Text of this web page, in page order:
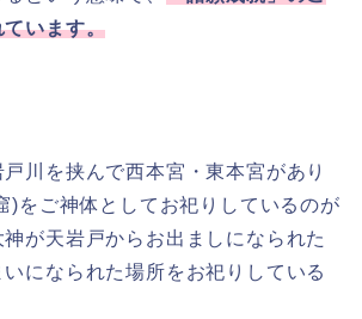
います。
川を挟んで西本宮・東本宮があり
)をご神体としてお祀りしているのが
が天岩戸からお出ましになられた
になられた場所をお祀りしている